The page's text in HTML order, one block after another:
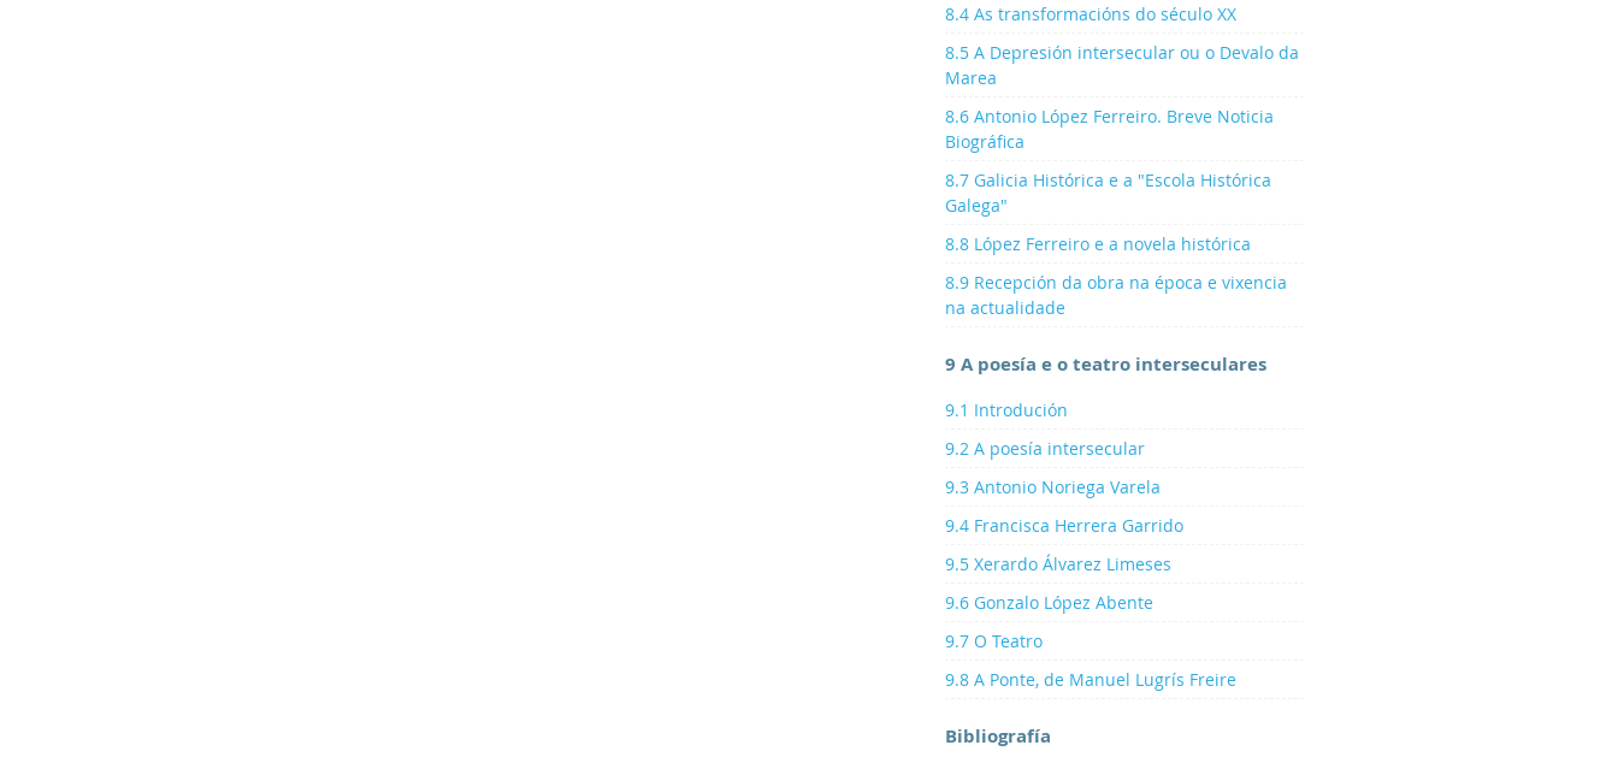
8.4 As transformacións do século XX
8.5 A Depresión intersecular ou o Devalo da
Marea
8.6 Antonio López Ferreiro. Breve Noticia
Biográfica
8.7 Galicia Histórica e a "Escola Histórica
Galega"
8.8 López Ferreiro e a novela histórica
8.9 Recepción da obra na época e vixencia
na actualidade
9 A poesía e o teatro interseculares
9.1 Introdución
9.2 A poesía intersecular
9.3 Antonio Noriega Varela
9.4 Francisca Herrera Garrido
9.5 Xerardo Álvarez Limeses
9.6 Gonzalo López Abente
9.7 O Teatro
9.8 A Ponte, de Manuel Lugrís Freire
Bibliografía